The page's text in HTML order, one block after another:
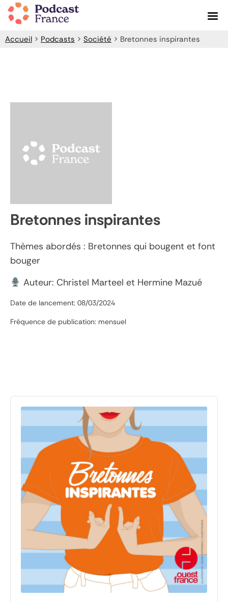
Skip
to
content
Accueil > Podcasts > Société > Bretonnes inspirantes
Bretonnes inspirantes
Thèmes abordés : Bretonnes qui bougent et font
bouger
Auteur: Christel Marteel et Hermine Mazué
Date de lancement: 08/03/2024
Fréquence de publication: mensuel
Audio
Player